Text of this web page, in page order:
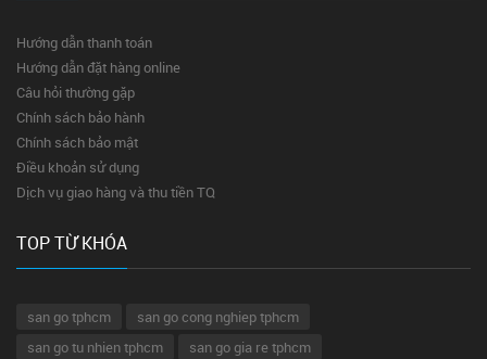
Hướng dẫn thanh toán
Hướng dẫn đặt hàng online
Câu hỏi thường gặp
Chính sách bảo hành
Chính sách bảo mật
Điều khoản sử dụng
Dịch vụ giao hàng và thu tiền TQ
TOP TỪ KHÓA
san go tphcm
san go cong nghiep tphcm
san go tu nhien tphcm
san go gia re tphcm